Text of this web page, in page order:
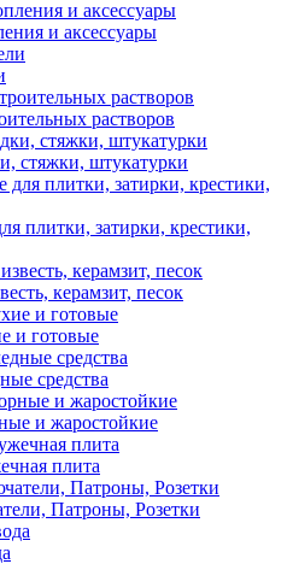
и аксессуары
растворов
стяжки, штукатурки
плитки, затирки, крестики,
керамзит, песок
и готовые
средства
и жаростойкие
плита
Патроны, Розетки